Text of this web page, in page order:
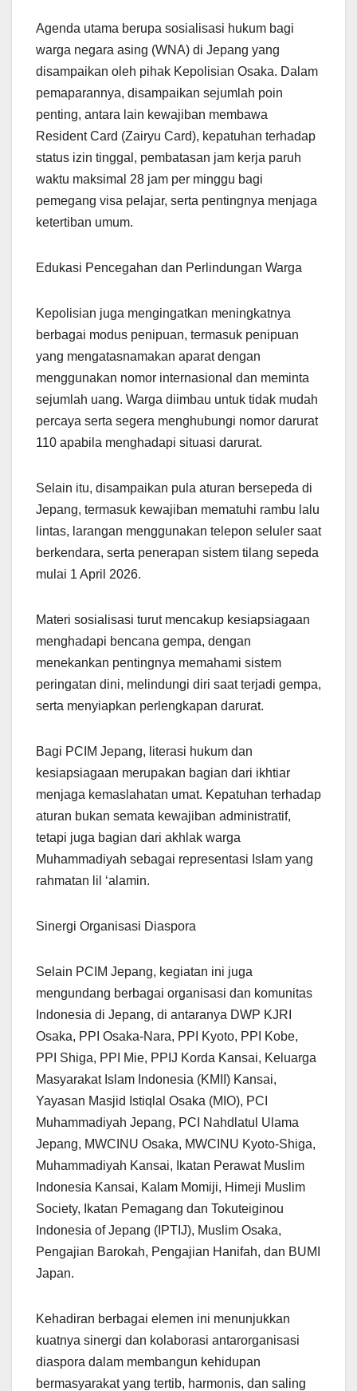
Agenda utama berupa sosialisasi hukum bagi
warga negara asing (WNA) di Jepang yang
disampaikan oleh pihak Kepolisian Osaka. Dalam
pemaparannya, disampaikan sejumlah poin
penting, antara lain kewajiban membawa
Resident Card (Zairyu Card), kepatuhan terhadap
status izin tinggal, pembatasan jam kerja paruh
waktu maksimal 28 jam per minggu bagi
pemegang visa pelajar, serta pentingnya menjaga
ketertiban umum.
Edukasi Pencegahan dan Perlindungan Warga
Kepolisian juga mengingatkan meningkatnya
berbagai modus penipuan, termasuk penipuan
yang mengatasnamakan aparat dengan
menggunakan nomor internasional dan meminta
sejumlah uang. Warga diimbau untuk tidak mudah
percaya serta segera menghubungi nomor darurat
110 apabila menghadapi situasi darurat.
Selain itu, disampaikan pula aturan bersepeda di
Jepang, termasuk kewajiban mematuhi rambu lalu
lintas, larangan menggunakan telepon seluler saat
berkendara, serta penerapan sistem tilang sepeda
mulai 1 April 2026.
Materi sosialisasi turut mencakup kesiapsiagaan
menghadapi bencana gempa, dengan
menekankan pentingnya memahami sistem
peringatan dini, melindungi diri saat terjadi gempa,
serta menyiapkan perlengkapan darurat.
Bagi PCIM Jepang, literasi hukum dan
kesiapsiagaan merupakan bagian dari ikhtiar
menjaga kemaslahatan umat. Kepatuhan terhadap
aturan bukan semata kewajiban administratif,
tetapi juga bagian dari akhlak warga
Muhammadiyah sebagai representasi Islam yang
rahmatan lil ‘alamin.
Sinergi Organisasi Diaspora
Selain PCIM Jepang, kegiatan ini juga
mengundang berbagai organisasi dan komunitas
Indonesia di Jepang, di antaranya DWP KJRI
Osaka, PPI Osaka-Nara, PPI Kyoto, PPI Kobe,
PPI Shiga, PPI Mie, PPIJ Korda Kansai, Keluarga
Masyarakat Islam Indonesia (KMII) Kansai,
Yayasan Masjid Istiqlal Osaka (MIO), PCI
Muhammadiyah Jepang, PCI Nahdlatul Ulama
Jepang, MWCINU Osaka, MWCINU Kyoto-Shiga,
Muhammadiyah Kansai, Ikatan Perawat Muslim
Indonesia Kansai, Kalam Momiji, Himeji Muslim
Society, Ikatan Pemagang dan Tokuteiginou
Indonesia of Jepang (IPTIJ), Muslim Osaka,
Pengajian Barokah, Pengajian Hanifah, dan BUMI
Japan.
Kehadiran berbagai elemen ini menunjukkan
kuatnya sinergi dan kolaborasi antarorganisasi
diaspora dalam membangun kehidupan
bermasyarakat yang tertib, harmonis, dan saling